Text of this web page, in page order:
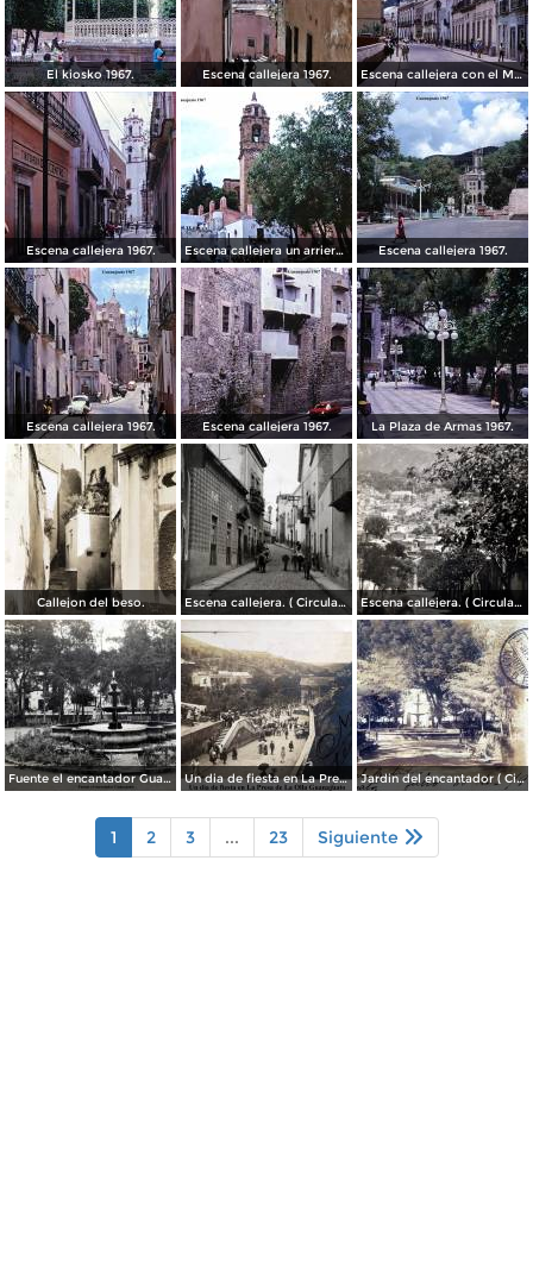
El kiosko 1967. Escena callejera 1967. Escena callejera con el Mto al Pipila al fondo 1967.
Escena callejera 1967. Escena callejera un arriero 1967. Escena callejera 1967.
Escena callejera 1967. Escena callejera 1967. La Plaza de Armas 1967.
Callejon del beso. Escena callejera. ( Circulada el 13 de Mayo de 1941 ). Escena callejera. ( Circulada el 14 de Diciembre de 1930 ).
Fuente el encantador Guanajuato. Un dia de fiesta en La Presa de La Olla Guanajuato ( Circulada el 9 de Agosto de 1905 ). Jardin del encantador ( Circulada el 30 de Julio de 1905 ).
1 2 3 ... 23 Siguiente